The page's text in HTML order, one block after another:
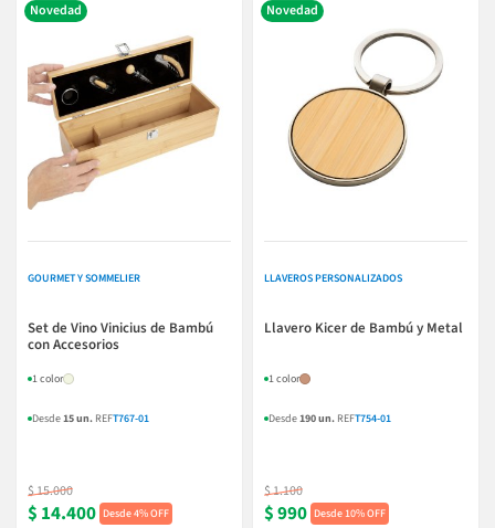
Novedad
GOURMET Y SOMMELIER
Set de Vino Vinicius de Bambú
con Accesorios
1 color
Desde15 un. REFT767-01
$ 15.000
$ 14.400 4% OFF
Novedad
LLAVEROS PERSONALIZADOS
Llavero Kicer de Bambú y Metal
1 color
Desde190 un. REFT754-01
$ 1.100
$ 990 10% OFF